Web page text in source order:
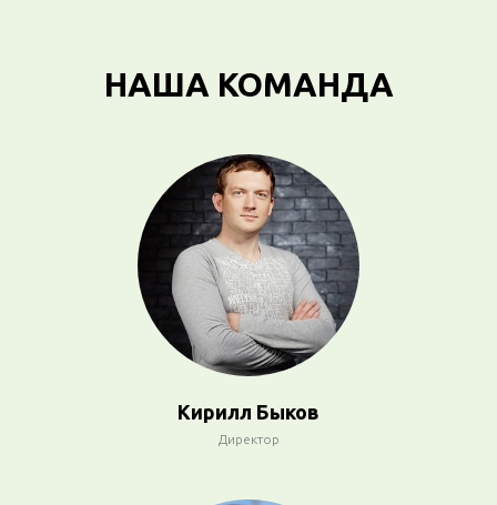
НАША КОМАНДА
Кирилл Быков
Директор